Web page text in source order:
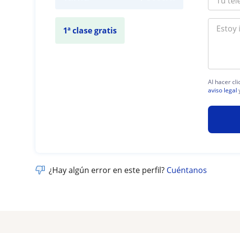
1ª clase gratis
Al hacer
aviso legal
¿Hay algún error en este perfil? Cuéntanos